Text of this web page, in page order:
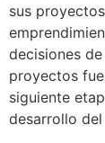
sus
decisiones
proyectos
siguiente
desarrollo